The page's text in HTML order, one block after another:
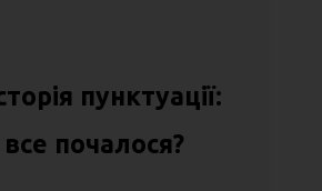
пунктуації:
почалося?